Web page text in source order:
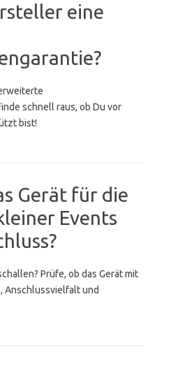
eine
schnell raus, ob Du vor
bist!
Gerät für die
Events
Prüfe, ob das Gerät mit
Anschlussvielfalt und